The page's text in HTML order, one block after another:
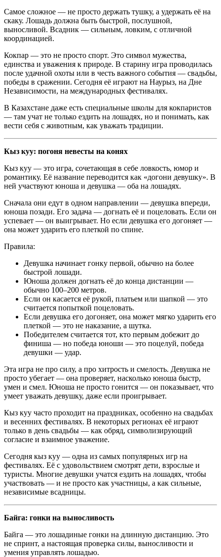
Самое сложное — не просто держать тушку, а удержать её на
скаку. Лошадь должна быть быстрой, послушной,
выносливой. Всадник — сильным, ловким, с отличной
координацией.
Кокпар — это не просто спорт. Это символ мужества,
единства и уважения к природе. В старину игра проводилась
после удачной охоты или в честь важного события — свадьбы,
победы в сражении. Сегодня её играют на Наурыз, на Дне
Независимости, на международных фестивалях.
В Казахстане даже есть специальные школы для кокпаристов
— там учат не только ездить на лошадях, но и понимать, как
вести себя с животным, как уважать традиции.
Кыз куу: погоня невесты на конях
Кыз куу — это игра, сочетающая в себе ловкость, юмор и
романтику. Её название переводится как «догони девушку». В
ней участвуют юноша и девушка — оба на лошадях.
Сначала они едут в одном направлении — девушка впереди,
юноша позади. Его задача — догнать её и поцеловать. Если он
успевает — он выигрывает. Но если девушка его догоняет —
она может ударить его плеткой по спине.
Правила:
Девушка начинает гонку первой, обычно на более
быстрой лошади.
Юноша должен догнать её до конца дистанции —
обычно 100–200 метров.
Если он касается её рукой, платьем или шапкой — это
считается попыткой поцеловать.
Если девушка его догоняет, она может мягко ударить его
плеткой — это не наказание, а шутка.
Победителем считается тот, кто первым добежит до
финиша — но победа юноши — это поцелуй, победа
девушки — удар.
Эта игра не про силу, а про хитрость и смелость. Девушка не
просто убегает — она проверяет, насколько юноша быстр,
умен и смел. Юноша не просто гонится — он показывает, что
умеет уважать девушку, даже если проигрывает.
Кыз куу часто проходит на праздниках, особенно на свадьбах
и весенних фестивалях. В некоторых регионах её играют
только в день свадьбы — как обряд, символизирующий
согласие и взаимное уважение.
Сегодня кыз куу — одна из самых популярных игр на
фестивалях. Её с удовольствием смотрят дети, взрослые и
туристы. Многие девушки учатся ездить на лошадях, чтобы
участвовать — и не просто как участницы, а как сильные,
независимые всадницы.
Байга: гонки на выносливость
Байга — это лошадиные гонки на длинную дистанцию. Это
не спринт, а настоящая проверка силы, выносливости и
умения управлять лошадью.